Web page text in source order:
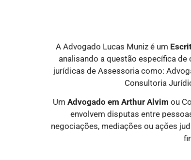
A Advogado Lucas Muniz é um
analisando a questão específica
jurídicas de Assessoria como:
Consultoria
Um Advogado em Arthur Alvim ou
envolvem disputas entre
negociações, mediações ou ações